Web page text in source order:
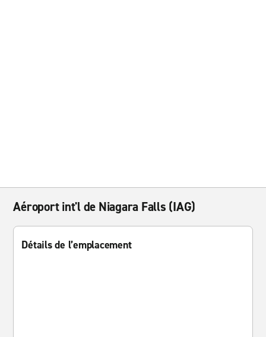
Aéroport int'l de Niagara Falls (IAG)
Détails de l’emplacement